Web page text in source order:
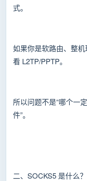
式。
如果你是软路由、整
看 L2TP/PPTP。
所以问题不是“哪个一
件”。
二、SOCKS5 是什么